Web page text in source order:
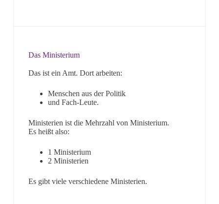
Das Ministerium
Das ist ein Amt. Dort arbeiten:
Menschen aus der Politik
und Fach-Leute.
Ministerien ist die Mehrzahl von Ministerium.
Es heißt also:
1 Ministerium
2 Ministerien
Es gibt viele verschiedene Ministerien.